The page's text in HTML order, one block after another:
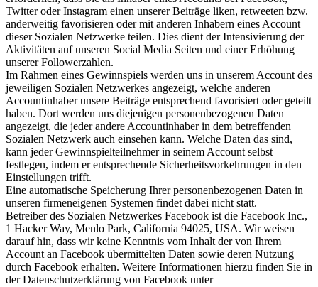
Twitter oder Instagram einen unserer Beiträge liken, retweeten bzw.
anderweitig favorisieren oder mit anderen Inhabern eines Account
dieser Sozialen Netzwerke teilen. Dies dient der Intensivierung der
Aktivitäten auf unseren Social Media Seiten und einer Erhöhung
unserer Followerzahlen.
Im Rahmen eines Gewinnspiels werden uns in unserem Account des
jeweiligen Sozialen Netzwerkes angezeigt, welche anderen
Accountinhaber unsere Beiträge entsprechend favorisiert oder geteilt
haben. Dort werden uns diejenigen personenbezogenen Daten
angezeigt, die jeder andere Accountinhaber in dem betreffenden
Sozialen Netzwerk auch einsehen kann. Welche Daten das sind,
kann jeder Gewinnspielteilnehmer in seinem Account selbst
festlegen, indem er entsprechende Sicherheitsvorkehrungen in den
Einstellungen trifft.
Eine automatische Speicherung Ihrer personenbezogenen Daten in
unseren firmeneigenen Systemen findet dabei nicht statt.
Betreiber des Sozialen Netzwerkes Facebook ist die Facebook Inc.,
1 Hacker Way, Menlo Park, California 94025, USA. Wir weisen
darauf hin, dass wir keine Kenntnis vom Inhalt der von Ihrem
Account an Facebook übermittelten Daten sowie deren Nutzung
durch Facebook erhalten. Weitere Informationen hierzu finden Sie in
der Datenschutzerklärung von Facebook unter